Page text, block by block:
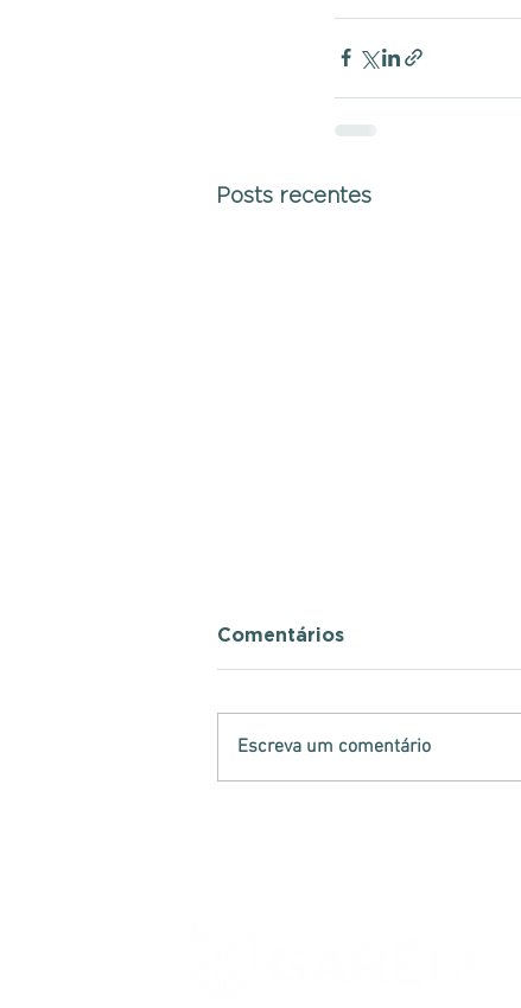
Posts recentes
Comentários
Escreva um comentário